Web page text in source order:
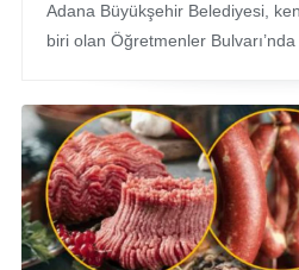
Adana Büyükşehir Belediyesi,
biri olan Öğretmenler Bulvarı’nda